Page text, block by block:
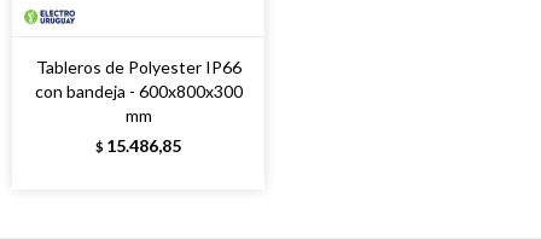
Tableros de Polyester IP66
con bandeja - 600x800x300
mm
$ 15.486,85